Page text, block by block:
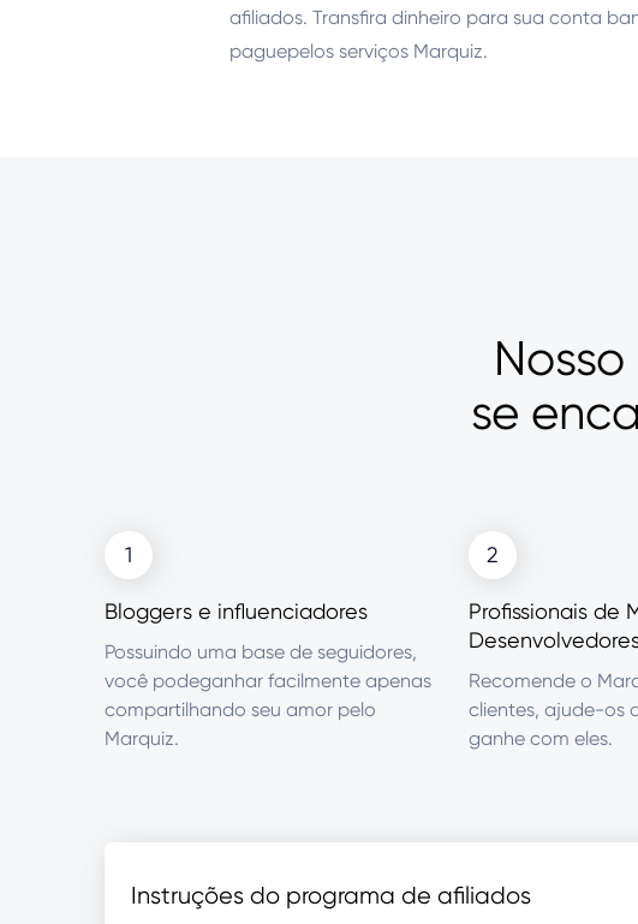
afiliados. Transfira dinheiro para sua conta
paguepelos serviços Marquiz.
se
1
Bloggers e influenciadores
Possuindo uma base de seguidores,
você podeganhar facilmente apenas
compartilhando seu amor pelo
Marquiz.
2
Profissionais de
Recomende o
clientes, ajude-os
ganhe com eles.
Instruções do programa de afiliados